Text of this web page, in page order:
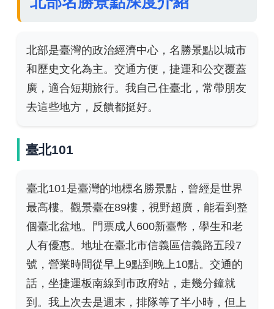
北部是臺灣的政治經濟中心，名勝景點以城市
和歷史文化為主。交通方便，捷運和公交覆蓋
廣，適合短期旅行。我自己住臺北，常帶朋友
去這些地方，反饋都挺好。
臺北101
臺北101是臺灣的地標名勝景點，曾經是世界
最高樓。觀景臺在89樓，視野超廣，能看到整
個臺北盆地。門票成人600新臺幣，學生和老
人有優惠。地址在臺北市信義區信義路五段7
號，營業時間從早上9點到晚上10點。交通的
話，坐捷運板南線到市政府站，走幾分鐘就
到。我上次去是週末，排隊等了半小時，但上